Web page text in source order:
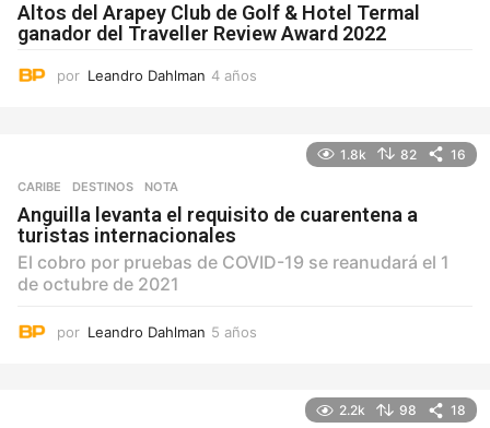
Altos del Arapey Club de Golf & Hotel Termal
ganador del Traveller Review Award 2022
por Leandro Dahlman 4 años
1.8k 82 16
CARIBE ,DESTINOS NOTA
Anguilla levanta el requisito de cuarentena a
turistas internacionales
El cobro por pruebas de COVID-19 se reanudará el 1
de octubre de 2021
por Leandro Dahlman 5 años
2.2k 98 18